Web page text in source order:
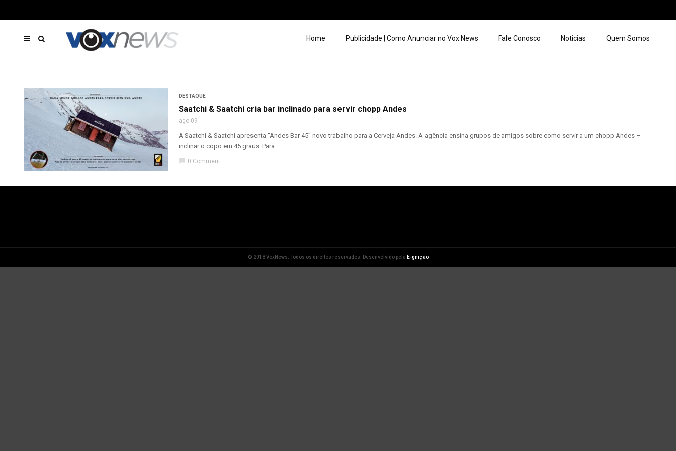
Home Publicidade | Como Anunciar no Vox News Fale Conosco Noticias Quem Somos
DESTAQUE
Saatchi & Saatchi cria bar inclinado para servir chopp Andes
ago 09
A Saatchi & Saatchi apresenta “Andes Bar 45” novo trabalho para a Cerveja Andes. A agência ensina grupos de amigos sobre como servir a um chopp Andes –
inclinar o copo em 45 graus. Para ...
chat_bubble 0 Comment
© 2018 VoxNews. Todos os direitos reservados. Desenvolvido pela E-gnição